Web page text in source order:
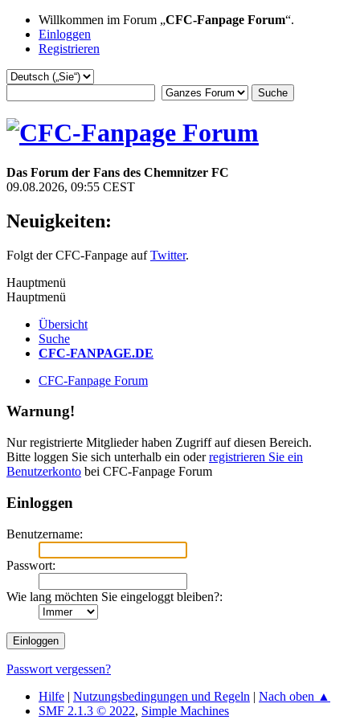
Willkommen im Forum „CFC-Fanpage Forum“.
Einloggen
Registrieren
Das Forum der Fans des Chemnitzer FC
09.08.2026, 09:55 CEST
Neuigkeiten:
Folgt der CFC-Fanpage aufTwitter.
Hauptmenü
Hauptmenü
Übersicht
Suche
CFC-FANPAGE.DE
CFC-Fanpage Forum
Warnung!
Nur registrierte Mitglieder haben Zugriff auf diesen Bereich.
Bitte loggen Sie sich unterhalb ein oderregistrieren Sie ein
Benutzerkonto bei CFC-Fanpage Forum
Einloggen
Benutzername:
Passwort:
Wie lang möchten Sie eingeloggt bleiben?:
Passwort vergessen?
Hilfe | Nutzungsbedingungen und Regeln | Nach oben ▲
SMF 2.1.3 © 2022, Simple Machines